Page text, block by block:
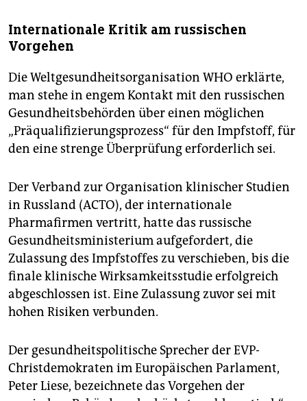
Internationale Kritik am russischen
Vorgehen
Die Weltgesundheitsorganisation WHO erklärte,
man stehe in engem Kontakt mit den russischen
Gesundheitsbehörden über einen möglichen
„Präqualifizierungsprozess“ für den Impfstoff, für
den eine strenge Überprüfung erforderlich sei.
Der Verband zur Organisation klinischer Studien
in Russland (ACTO), der internationale
Pharmafirmen vertritt, hatte das russische
Gesundheitsministerium aufgefordert, die
Zulassung des Impfstoffes zu verschieben, bis die
finale klinische Wirksamkeitsstudie erfolgreich
abgeschlossen ist. Eine Zulassung zuvor sei mit
hohen Risiken verbunden.
Der gesundheitspolitische Sprecher der EVP-
Christdemokraten im Europäischen Parlament,
Peter Liese, bezeichnete das Vorgehen der